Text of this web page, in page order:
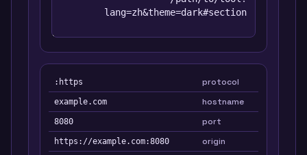
protocol
https:
hostname
example.com
port
8080
origin
https://example.com:8080